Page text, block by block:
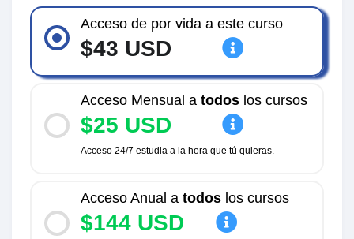
Acceso de por vida a este curso
$43 USD
Acceso Mensual a todoslos cursos
$25 USD
Acceso 24/7 estudia a la hora que tú quieras.
Acceso Anual a todoslos cursos
$144 USD